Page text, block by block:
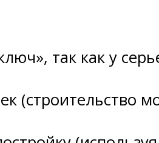
так как у
(строительство